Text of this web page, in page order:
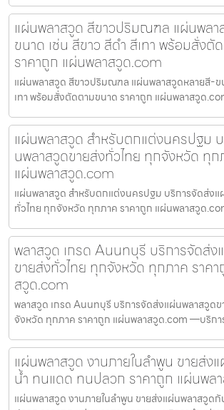
แผ่นพลาสวูด สีขาวปริมณฑล แผ่นพลา
ขนาด เช่น สีขาว สีดำ สีเทา พร้อมสั่งตั
ราคาถูก แผ่นพลาสวูด.com
แผ่นพลาสวูด สีขาวปริมณฑล แผ่นพลาสวูดหลายสี-ข
เทา พร้อมสั่งตัดตามขนาด ราคาถูก แผ่นพลาสวูด
แผ่นพลาสวูด สำหรับตกแต่งนครปฐม
นพลาสวูดขายส่งทั่วไทย ทุกจังหวัด ทุก
แผ่นพลาสวูด.com
แผ่นพลาสวูด สำหรับตกแต่งนครปฐม บริการจัดส่งแ
ทั่วไทย ทุกจังหวัด ทุกภาค ราคาถูก แผ่นพลาสวูด
พลาสวูด เกรด Aนนทบุรี บริการจัดส่ง
ขายส่งทั่วไทย ทุกจังหวัด ทุกภาค ราค
สวูด.com
พลาสวูด เกรด Aนนทบุรี บริการจัดส่งแผ่นพลาสวูด
จังหวัด ทุกภาค ราคาถูก แผ่นพลาสวูด.com —บริกา
แผ่นพลาสวูด งานภายในลำพูน ขายส่ง
น้ำ ทนแดด ทนปลวก ราคาถูก แผ่นพล
แผ่นพลาสวูด งานภายในลำพูน ขายส่งแผ่นพลาสวูด